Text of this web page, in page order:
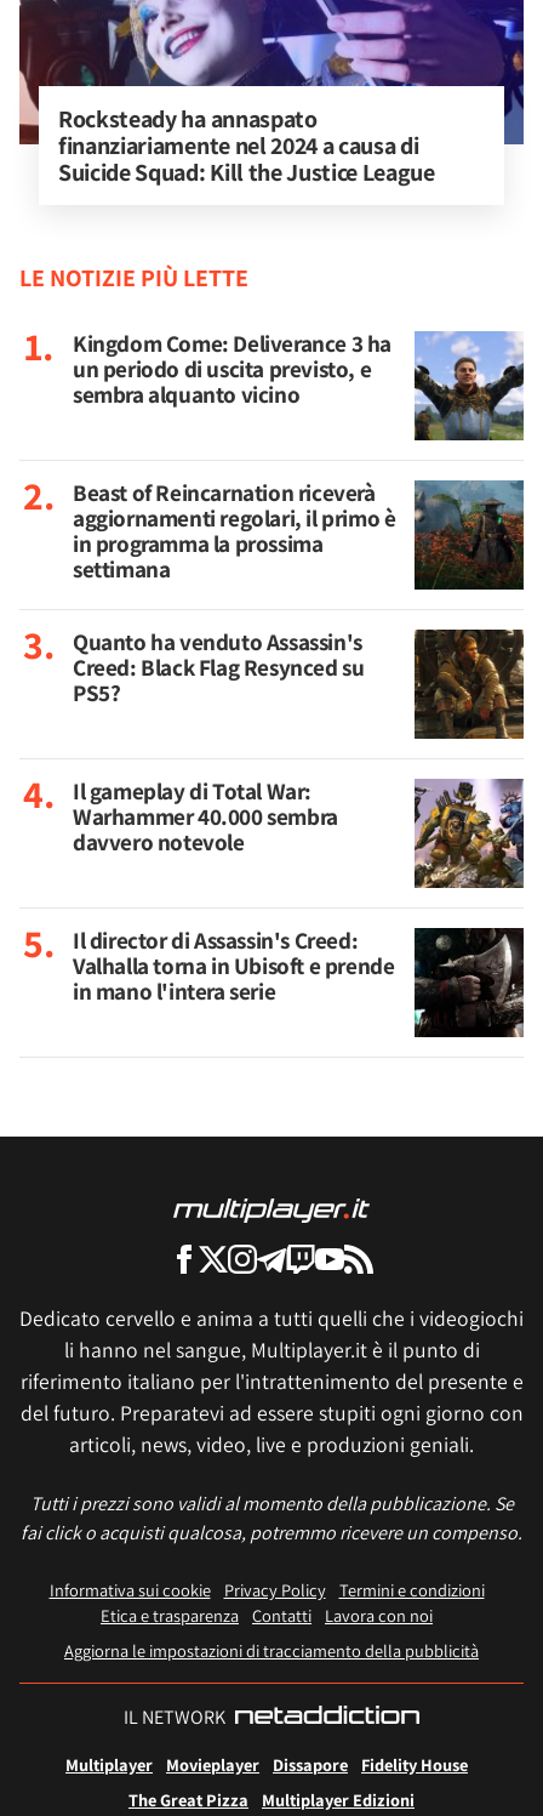
Rocksteady ha annaspato
finanziariamente nel 2024 a causa di
Suicide Squad: Kill the Justice League
LE NOTIZIE PIÙ LETTE
Kingdom Come: Deliverance 3 ha
un periodo di uscita previsto, e
sembra alquanto vicino
Beast of Reincarnation riceverà
aggiornamenti regolari, il primo è
in programma la prossima
settimana
Quanto ha venduto Assassin's
Creed: Black Flag Resynced su
PS5?
Il gameplay di Total War:
Warhammer 40.000 sembra
davvero notevole
Il director di Assassin's Creed:
Valhalla torna in Ubisoft e prende
in mano l'intera serie
Dedicato cervello e anima a tutti quelli che i videogiochi
li hanno nel sangue, Multiplayer.it è il punto di
riferimento italiano per l'intrattenimento del presente e
del futuro. Preparatevi ad essere stupiti ogni giorno con
articoli, news, video, live e produzioni geniali.
Tutti i prezzi sono validi al momento della pubblicazione. Se
fai click o acquisti qualcosa, potremmo ricevere un compenso.
Informativa sui cookie Privacy Policy
Termini e condizioni
Etica e trasparenza Contatti
Lavora con noi
Aggiorna le impostazioni di tracciamento della pubblicità
IL NETWORK
Multiplayer Movieplayer Dissapore
Fidelity House
The Great Pizza
Multiplayer Edizioni